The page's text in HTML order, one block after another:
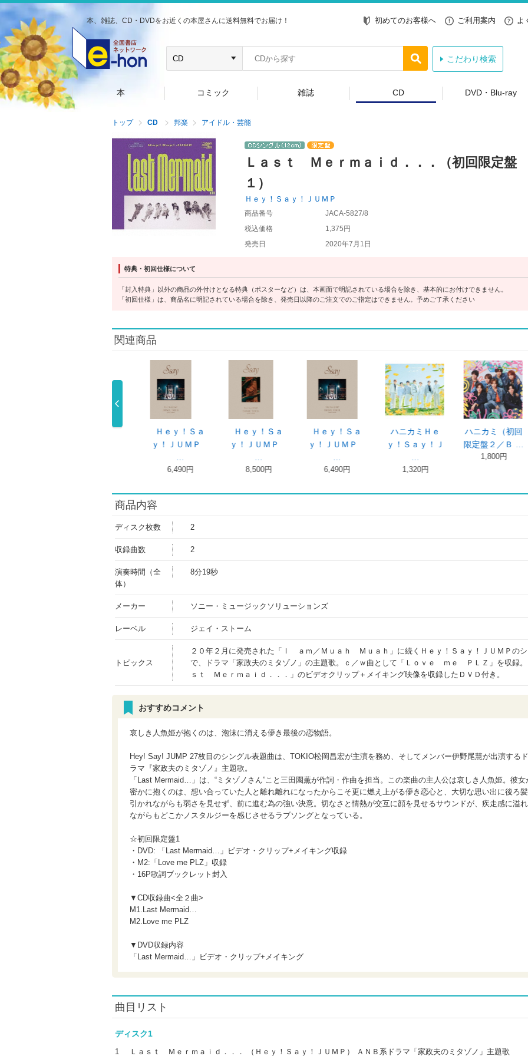
本、雑誌、CD・DVDをお近くの本屋さんに送料無料でお届け！ 初めてのお客様へ ご利用案内 よ
こだわり検索
本 コミック 雑誌 CD DVD・Blu-ray
トップ CD 邦楽 アイドル・芸能
Ｌａｓｔ Ｍｅｒｍａｉｄ．．．（初回限定盤
１）
Ｈｅｙ！Ｓａｙ！ＪＵＭＰ
商品番号
JACA-5827/8
税込価格
1,375円
発売日
2020年7月1日
特典・初回仕様について
「封入特典」以外の商品の外付けとなる特典（ポスターなど）は、本画面で明記されている場合を除き、基本的にお付けできません。
「初回仕様」は、商品名に明記されている場合を除き、発売日以降のご注文でのご指定はできません。予めご了承ください
関連商品
ハニカミＨｅ
ｙ！Ｓａｙ！Ｊ
ハニカミ（初回
限定盤２／Ｂ …
ハニカミ（初回
限定盤２／Ｄ …
ハニカミ（初回
限定盤１／Ｂ …
ハニカミ（初回
限定盤１／Ｄ …
Ｓ ｓ
ｙ！
商品内容
ディスク枚数 2
収録曲数 2
演奏時間（全
体）
8分19秒
メーカー ソニー・ミュージックソリューションズ
レーベル ジェイ・ストーム
トピックス
２０年２月に発売された「Ｉ ａｍ／Ｍｕａｈ Ｍｕａｈ」に続くＨｅｙ！Ｓａｙ！ＪＵＭＰの
で、ドラマ「家政夫のミタゾノ」の主題歌。ｃ／ｗ曲として「Ｌｏｖｅ ｍｅ ＰＬＺ」を収録。
ｓｔ Ｍｅｒｍａｉｄ．．．」のビデオクリップ＋メイキング映像を収録したＤＶＤ付き。
おすすめコメント
哀しき人魚姫が抱くのは、泡沫に消える儚き最後の恋物語。
Hey! Say! JUMP 27枚目のシングル表題曲は、TOKIO松岡昌宏が主演を務め、そしてメンバー伊野尾慧が出演するド
ラマ『家政夫のミタゾノ』主題歌。
「Last Mermaid…」は、“ミタゾノさん”こと三田園薫が作詞・作曲を担当。この楽曲の主人公は哀しき人魚姫。彼女
密かに抱くのは、想い合っていた人と離れ離れになったからこそ更に燃え上がる儚き恋心と、大切な思い出に後ろ髪
引かれながらも弱さを見せず、前に進む為の強い決意。切なさと情熱が交互に顔を見せるサウンドが、疾走感に溢れ
ながらもどこかノスタルジーを感じさせるラブソングとなっている。
☆初回限定盤1
・DVD: 「Last Mermaid…」ビデオ・クリップ+メイキング収録
・M2:「Love me PLZ」収録
・16P歌詞ブックレット封入
▼CD収録曲<全２曲>
M1.Last Mermaid…
M2.Love me PLZ
▼DVD収録内容
「Last Mermaid…」ビデオ・クリップ+メイキング
曲目リスト
ディスク1
1 Ｌａｓｔ Ｍｅｒｍａｉｄ．．． （Ｈｅｙ！Ｓａｙ！ＪＵＭＰ） ＡＮＢ系ドラマ「家政夫のミタゾノ」主題歌